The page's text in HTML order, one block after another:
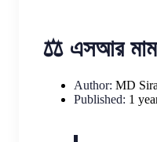
⚖️ এসআর
Author: MD
Published: 1